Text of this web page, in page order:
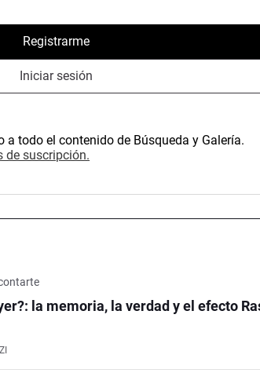
Registrarme
Iniciar sesión
todo el contenido de Búsqueda y Galería.
de suscripción.
la memoria, la verdad y el efecto